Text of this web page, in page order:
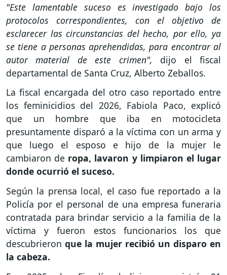
"Este lamentable suceso es investigado bajo los
protocolos correspondientes, con el objetivo de
esclarecer las circunstancias del hecho, por ello, ya
se tiene a personas aprehendidas, para encontrar al
autor material de este crimen", dijo el fiscal
departamental de Santa Cruz, Alberto Zeballos.
La fiscal encargada del otro caso reportado entre
los feminicidios del 2026, Fabiola Paco, explicó
que un hombre que iba en motocicleta
presuntamente disparó a la víctima con un arma y
que luego el esposo e hijo de la mujer le
cambiaron de ropa, lavaron y limpiaron el lugar
donde ocurrió el suceso.
Según la prensa local, el caso fue reportado a la
Policía por el personal de una empresa funeraria
contratada para brindar servicio a la familia de la
víctima y fueron estos funcionarios los que
descubrieron que la mujer recibió un disparo en
la cabeza.